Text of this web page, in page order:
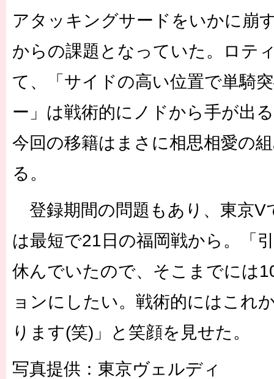
アタッキングサードをいかに崩
からの課題となっていた。ロテ
て、「サイドの高い位置で単騎
ー」は戦術的にノドから手が出
今回の移籍はまさに相思相愛の
る。
登録期間の問題もあり、東京V
は最短で21日の福岡戦から。「
休んでいたので、そこまでには
ョンにしたい。戦術的にはこれ
ります(笑)」と笑顔を見せた。
写真提供：東京ヴェルディ